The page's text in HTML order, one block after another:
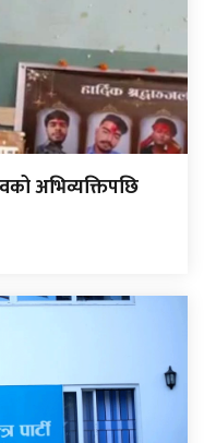
अभिव्यक्तिपछि